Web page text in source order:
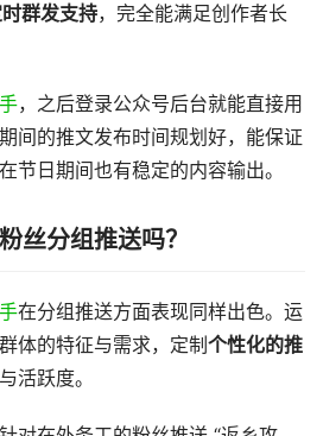
群发支持，完全能满足创作者长
，之后登录公众号后台就能直接用
间的推文发布时间规划好，能保证
节日期间也有稳定的内容输出。
丝分组推送吗？
在分组推送方面表现同样出色。运
体的特征与需求，定制 个性化的推
活跃度。